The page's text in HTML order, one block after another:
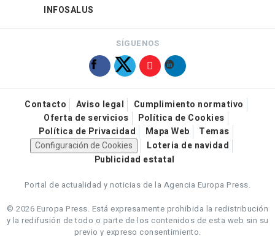
INFOSALUS
SÍGUENOS
Contacto Aviso legal
Cumplimiento normativo
Oferta de servicios
Política de Cookies
Política de Privacidad
Mapa Web
Temas
Configuración de Cookies
Loteria de navidad
Publicidad estatal
Portal de actualidad y noticias de la Agencia Europa Press.
© 2026 Europa Press. Está expresamente prohibida la redistribución
y la redifusión de todo o parte de los contenidos de esta web sin su
previo y expreso consentimiento.